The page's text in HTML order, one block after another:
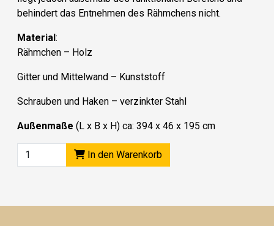
behindert das Entnehmen des Rähmchens nicht.
Material:
Rähmchen – Holz
Gitter und Mittelwand – Kunststoff
Schrauben und Haken – verzinkter Stahl
Außenmaße (L x B x H) ca: 394 x 46 x 195 cm
In den Warenkorb